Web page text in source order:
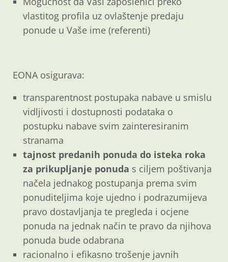
vlastitog profila uz ovlaštenje predaju
ponude u Vaše ime (referenti)
EONA osigurava:
transparentnost postupaka nabave u smislu
vidljivosti i dostupnosti podataka o
postupku nabave svim zainteresiranim
stranama
tajnost predanih ponuda do isteka roka
za prikupljanje ponuda s ciljem poštivanja
načela jednakog postupanja prema svim
ponuditeljima koje ujedno i podrazumijeva
pravo dostavljanja te pregleda i ocjene
ponuda na jednak način te pravo da njihova
ponuda bude odabrana
racionalno i efikasno trošenje javnih